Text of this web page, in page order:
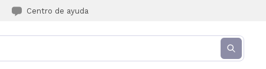
Centro de ayuda